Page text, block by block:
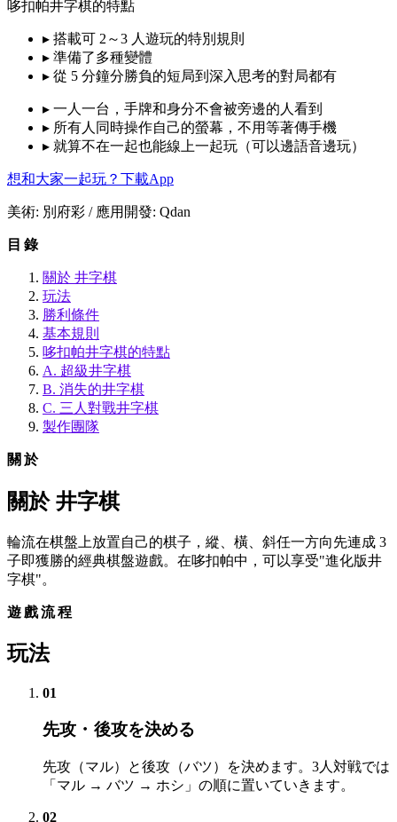
哆扣帕井字棋的特點
▸ 搭載可 2～3 人遊玩的特別規則
▸ 準備了多種變體
▸ 從 5 分鐘分勝負的短局到深入思考的對局都有
▸ 一人一台，手牌和身分不會被旁邊的人看到
▸ 所有人同時操作自己的螢幕，不用等著傳手機
▸ 就算不在一起也能線上一起玩（可以邊語音邊玩）
想和大家一起玩？下載App
美術: 別府彩 / 應用開發: Qdan
目錄
關於 井字棋
玩法
勝利條件
基本規則
哆扣帕井字棋的特點
A. 超級井字棋
B. 消失的井字棋
C. 三人對戰井字棋
製作團隊
關於
關於 井字棋
輪流在棋盤上放置自己的棋子，縱、橫、斜任一方向先連成 3
子即獲勝的經典棋盤遊戲。在哆扣帕中，可以享受"進化版井
字棋"。
遊戲流程
玩法
01
先攻・後攻を決める
先攻（マル）と後攻（バツ）を決めます。3人対戦では
「マル → バツ → ホシ」の順に置いていきます。
02